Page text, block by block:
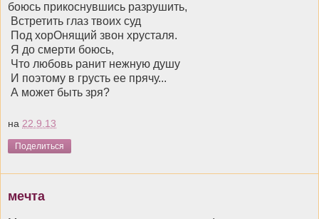
боюсь прикоснувшись разрушить,
Встретить глаз твоих суд
Под хорОнящий звон хрусталя.
Я до смерти боюсь,
Что любовь ранит нежную душу
И поэтому в грусть ее прячу...
А может быть зря?
на 22.9.13
Поделиться
мечта